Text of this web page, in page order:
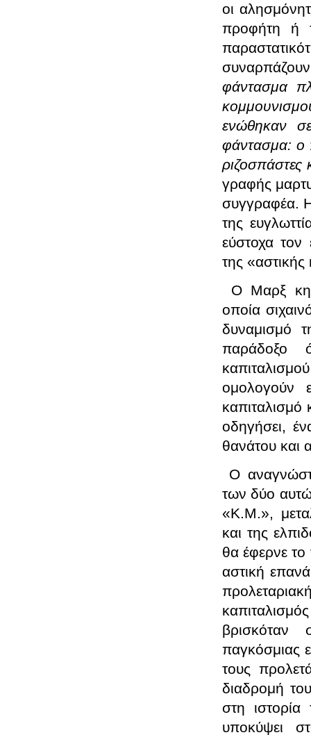
οι
προφήτη ή
φάντασμα
ενώθηκαν
φάντασμα: ο
ριζοσπάστες
γραφής
συγγραφέα. Η
της
εύστοχα τον
της «αστικής
Ο Μαρξ
οποία
δυναμισμό
παράδοξο
ομολογούν
καπιταλισμό
οδηγήσει,
θανάτου και
Ο
των δύο
«Κ.Μ.»,
και της
θα έφερνε το
αστική
βρισκόταν
παγκόσμιας
τους
διαδρομή
στη
υποκύψει